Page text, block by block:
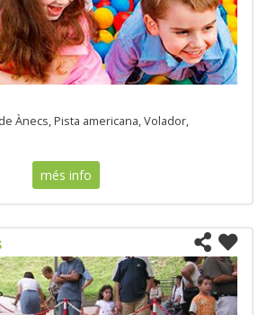
Ànecs, Pista americana, Volador,
més info